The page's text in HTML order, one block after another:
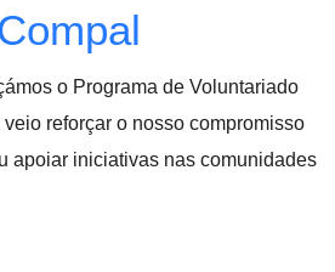
o Programa de Voluntariado
reforçar o nosso compromisso
apoiar iniciativas nas comunidades